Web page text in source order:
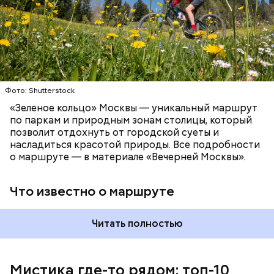
Фото: Shutterstock
«Зеленое кольцо» Москвы — уникальный маршрут
по паркам и природным зонам столицы, который
позволит отдохнуть от городской суеты и
насладиться красотой природы. Все подробности
о маршруте — в материале «Вечерней Москвы».
Что известно о маршруте
Читать полностью
САМОКАТЫ
МОСКВА
Мистика где-то рядом: топ-10
Патриаршие пруды